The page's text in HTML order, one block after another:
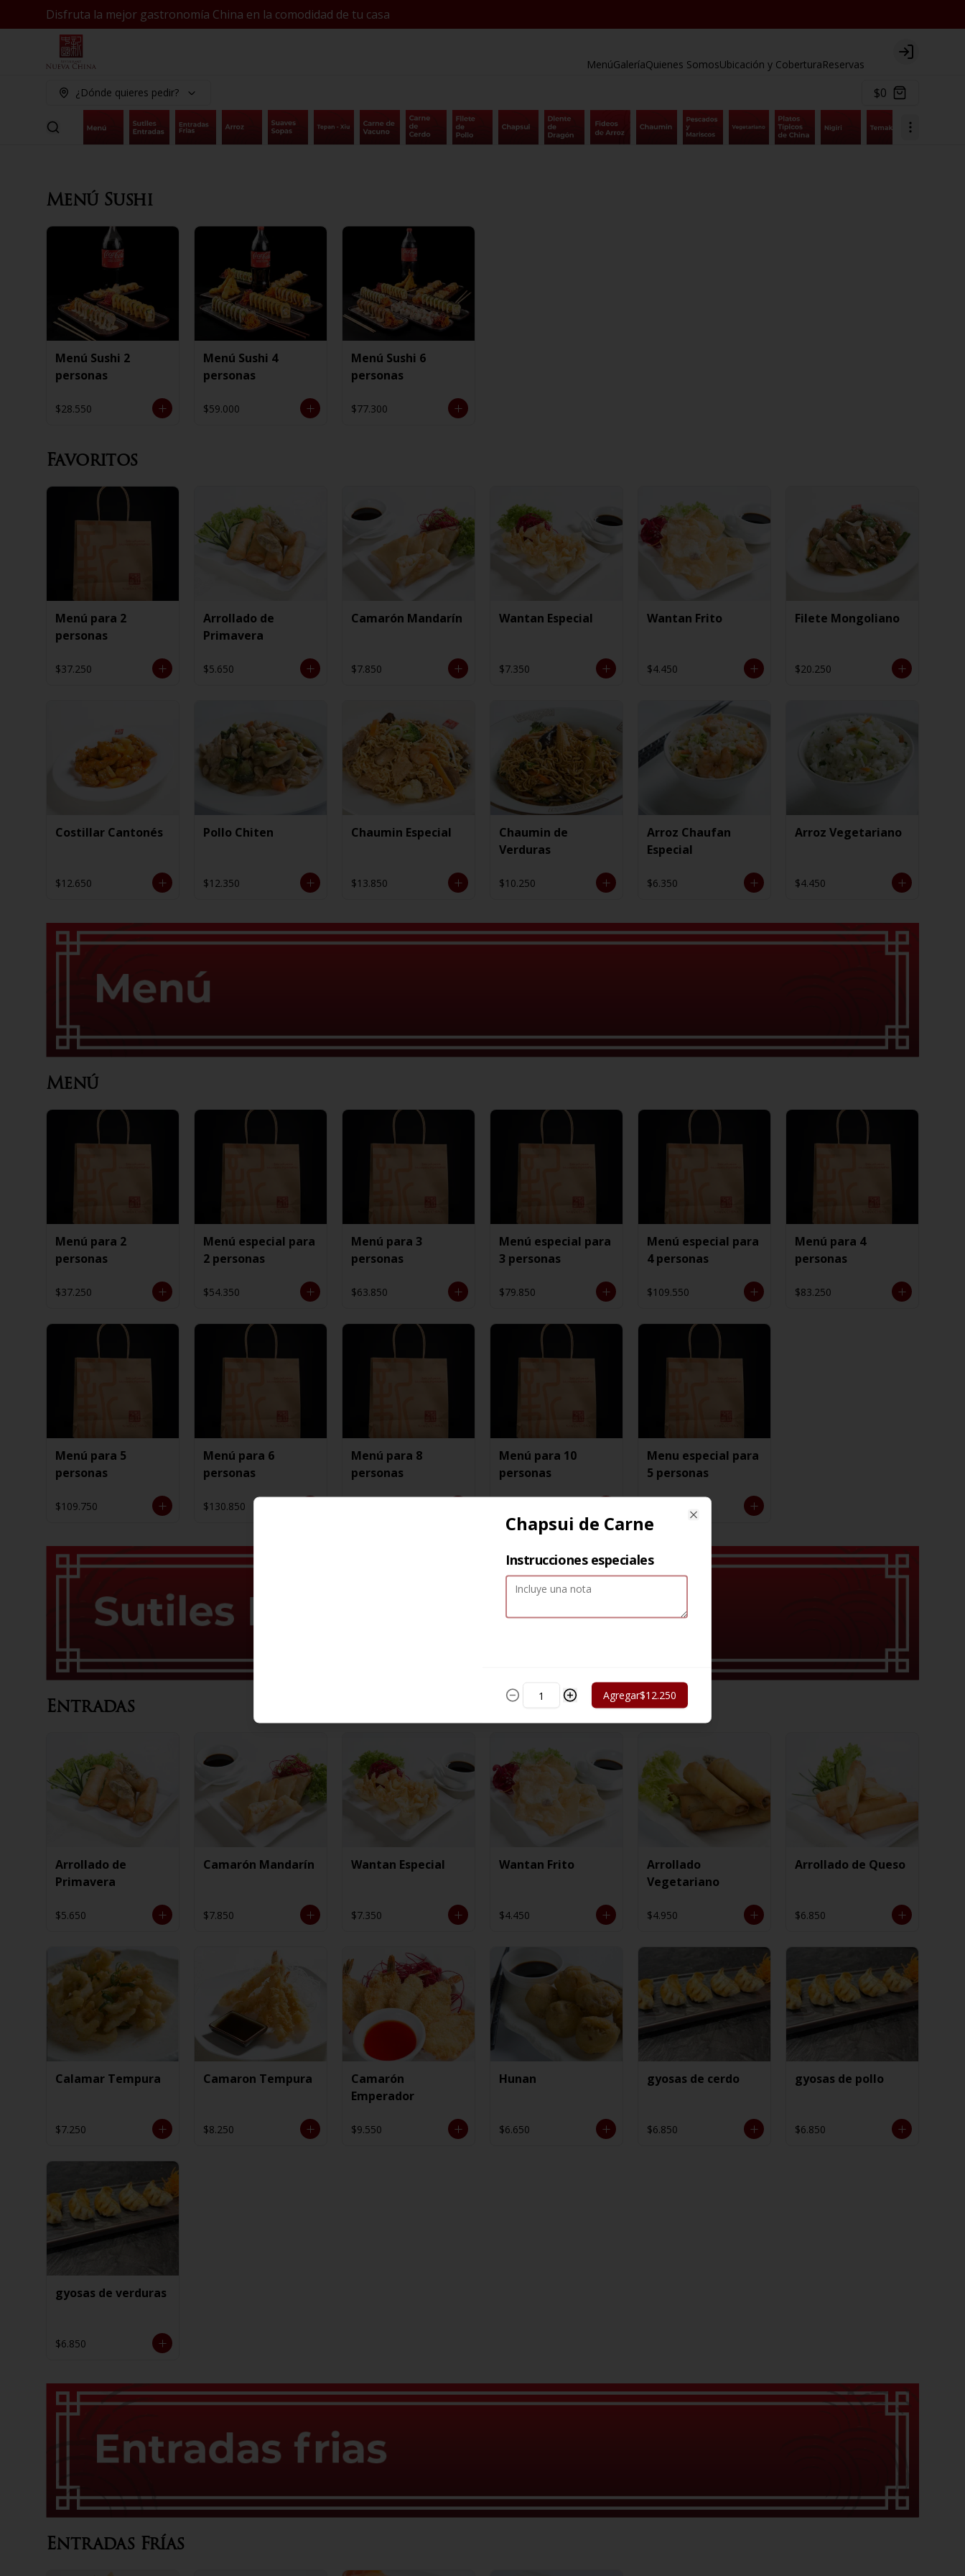
Disfruta la mejor gastronomía China en la comodidad de tu casa
MenúGaleríaQuienes SomosUbicación y CoberturaReservas Login
¿Dónde quieres pedir? $0
Menú Sushi
Menú Sushi 2
personas
$28.550
Menú Sushi 4
personas
$59.000
Menú Sushi 6
personas
$77.300
Favoritos
Menú para 2
personas
$37.250
Arrollado de
Primavera
$5.650
Camarón Mandarín
$7.850
Wantan Especial
$7.350
Wantan Frito
$4.450
Filete Mongoliano
$20.250
Costillar Cantonés
$12.650
Pollo Chiten
$12.350
Chaumin Especial
$13.850
Chaumin de
Verduras
$10.250
Arroz Chaufan
Especial
$6.350
Arroz Vegetariano
$4.450
Menú
Menú para 2
personas
$37.250
Menú especial para
2 personas
$54.350
Menú para 3
personas
$63.850
Menú especial para
3 personas
$79.850
Menú especial para
4 personas
$109.550
Menú para 4
personas
$83.250
Menú para 5
personas
$109.750
Menú para 6
personas
$130.850
Menú para 8
personas
Menú para 10
personas
Menu especial para
5 personas
Entradas
Arrollado de
Primavera
$5.650
Camarón Mandarín
$7.850
Wantan Especial
$7.350
Wantan Frito
$4.450
Arrollado
Vegetariano
$4.950
Arrollado de Queso
$6.850
Calamar Tempura
$7.250
Camaron Tempura
$8.250
Camarón
Emperador
$9.550
Hunan
$6.650
gyosas de cerdo
$6.850
gyosas de pollo
$6.850
gyosas de verduras
$6.850
Entradas Frías
Chapsui de Carne
Instrucciones especiales
Agregar$12.250